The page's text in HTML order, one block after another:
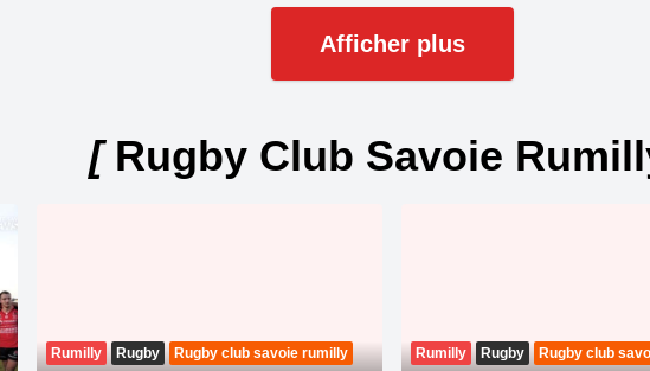
Afficher plus
[Rugby Club Savoie
Rumilly Rugby Rugby club savoie rumilly Rumilly Rugby Rugby club